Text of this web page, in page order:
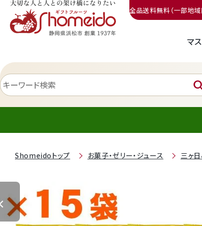
全品送料無料（一部地域
マ
三ヶ日みかん
天使音（あまね）マスクメロン
Shomeidoトップ お菓子・ゼリー・ジュース 三ヶ